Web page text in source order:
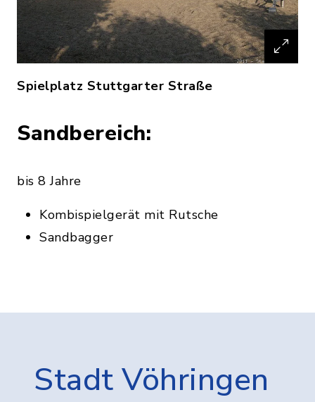
Spielplatz Stuttgarter Straße
Sandbereich:
bis 8 Jahre
Kombispielgerät mit Rutsche
Sandbagger
Stadt Vöhringen